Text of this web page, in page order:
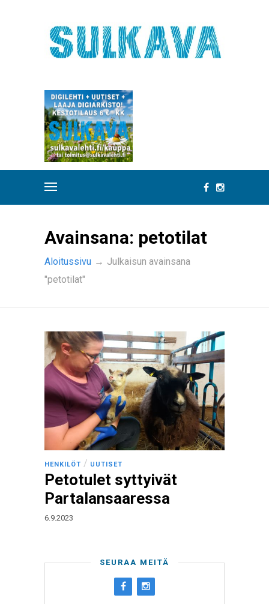
Avainsana: petotilat
Aloitussivu → Julkaisun avainsana
"petotilat"
HENKILÖT / UUTISET
Petotulet syttyivät
Partalansaaressa
6.9.2023
SEURAA MEITÄ